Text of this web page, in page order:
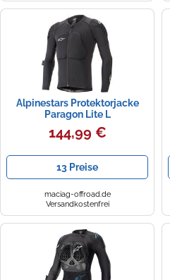
Zündkerzen
Ölfilter
Navi Taschen
Navi-Zubehör
Navigationsgeräte
Navigationssoftware
Powercaps
Winterreifen
Alpinestars Protektorjacke
Paragon Lite L
144,99 €
13 Preise
maciag-offroad.de
Versandkostenfrei